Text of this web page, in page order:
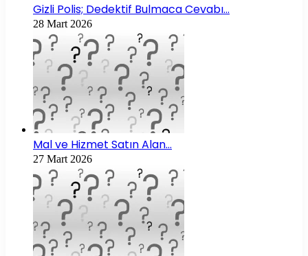
Gizli Polis; Dedektif Bulmaca Cevabı…
28 Mart 2026
Mal ve Hizmet Satın Alan…
27 Mart 2026